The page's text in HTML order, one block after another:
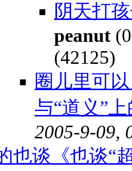
阴天打
peanut
(42125)
圈儿里可
与“道义”
2005-9-09,
也谈《也谈“